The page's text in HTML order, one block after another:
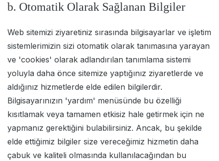
b. Otomatik Olarak Sağlanan Bilgiler
Web sitemizi ziyaretiniz sırasında bilgisayarlar ve işletim
sistemlerimizin sizi otomatik olarak tanımasına yarayan
ve 'cookies' olarak adlandırılan tanımlama sistemi
yoluyla daha önce sitemize yaptığınız ziyaretlerde ve
aldığınız hizmetlerde elde edilen bilgilerdir.
Bilgisayarınızın 'yardım' menüsünde bu özelliği
kısıtlamak veya tamamen etkisiz hale getirmek için ne
yapmanız gerektiğini bulabilirsiniz. Ancak, bu şekilde
elde ettiğimiz bilgiler size vereceğimiz hizmetin daha
çabuk ve kaliteli olmasında kullanılacağından bu